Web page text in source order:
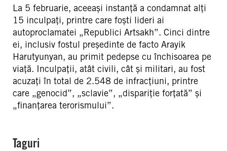
La 5 februarie, aceeași instanță a condamnat alți
15 inculpați, printre care foști lideri ai
autoproclamatei „Republici Artsakh”. Cinci dintre
ei, inclusiv fostul președinte de facto Arayik
Harutyunyan, au primit pedepse cu închisoarea pe
viață. Inculpații, atât civili, cât și militari, au fost
acuzați în total de 2.548 de infracțiuni, printre
care „genocid”, „sclavie”, „dispariție forțată” și
„finanțarea terorismului”.
Taguri